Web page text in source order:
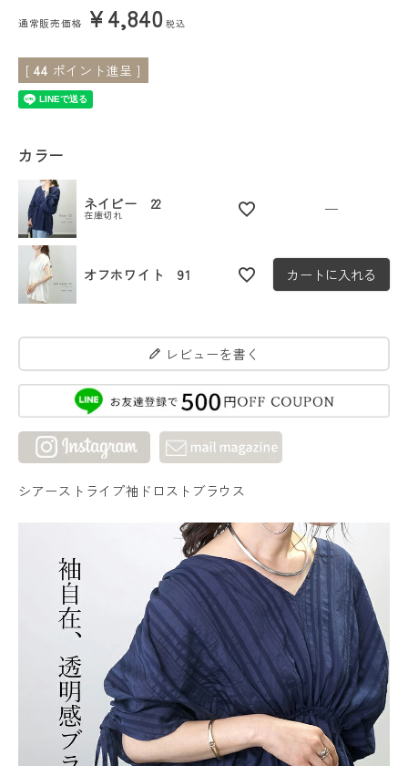
通常販売価格 ¥4,840 税込
[ 44 ポイント進呈 ]
カラー
ネイビー 22
在庫切れ —
オフホワイト 91 カートに入れる
レビューを書く
シアーストライプ袖ドロストブラウス